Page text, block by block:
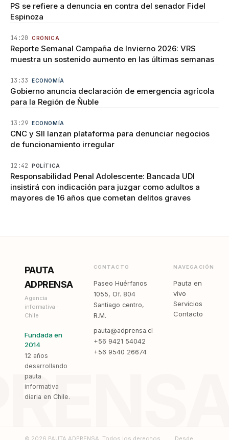
PS se refiere a denuncia en contra del senador Fidel
Espinoza
14:20 CRÓNICA
Reporte Semanal Campaña de Invierno 2026: VRS
muestra un sostenido aumento en las últimas semanas
13:33 ECONOMÍA
Gobierno anuncia declaración de emergencia agrícola
para la Región de Ñuble
13:29 ECONOMÍA
CNC y SII lanzan plataforma para denunciar negocios
de funcionamiento irregular
12:42 POLÍTICA
Responsabilidad Penal Adolescente: Bancada UDI
insistirá con indicación para juzgar como adultos a
mayores de 16 años que cometan delitos graves
PAUTA
ADPRENSA
Agencia
informativa ·
Chile
Fundada en
2014
12 años
desarrollando
pauta
informativa
diaria en Chile.
CONTACTO
Paseo Huérfanos
1055, Of. 804
Santiago centro,
R.M.
pauta@adprensa.cl
+56 9421 54042
+56 9540 26674
NAVEGACIÓN
Pauta en
vivo
Servicios
Contacto
© 2026 PAUTA ADPRENSA. Todos los derechos Desde